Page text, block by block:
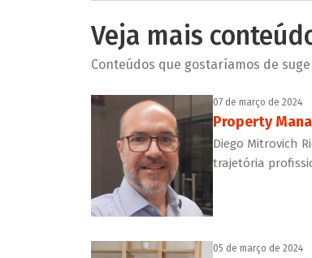
Veja mais
Conteúdos que gostaríamos de
07 de março de 2024
Property
Diego Mitrovich
trajetória
05 de março de 2024